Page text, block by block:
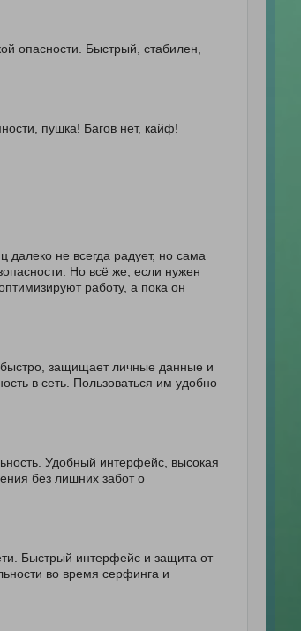
опасности. Быстрый, стабилен,
пушка! Багов нет, кайф!
далеко не всегда радует, но сама
Но всё же, если нужен
работу, а пока он
быстро, защищает личные данные и
в сеть. Пользоваться им удобно
Удобный интерфейс, высокая
без лишних забот о
Быстрый интерфейс и защита от
во время серфинга и